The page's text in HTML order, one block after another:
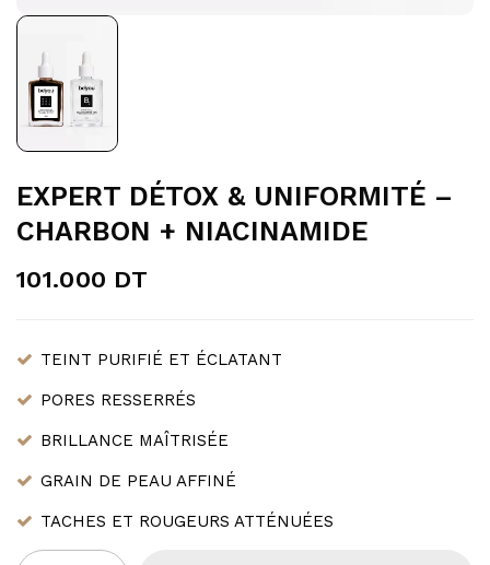
EXPERT DÉTOX & UNIFORMITÉ –
CHARBON + NIACINAMIDE
101.000 DT
TEINT PURIFIÉ ET ÉCLATANT
PORES RESSERRÉS
BRILLANCE MAÎTRISÉE
GRAIN DE PEAU AFFINÉ
TACHES ET ROUGEURS ATTÉNUÉES